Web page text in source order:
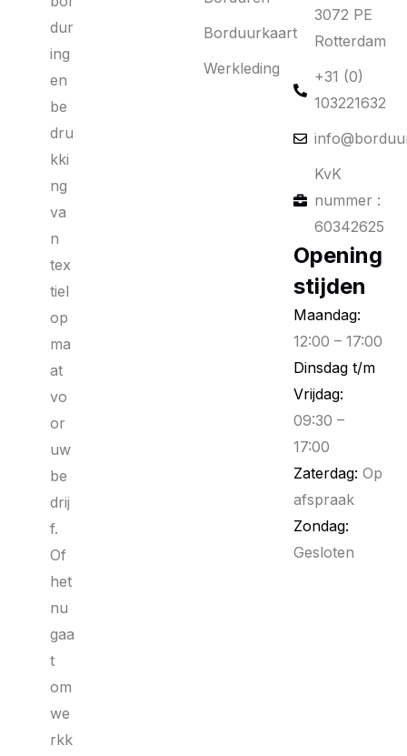
dur
ing
en
be
dru
kki
ng
va
n
tex
tiel
op
ma
at
vo
or
uw
be
drij
f.
Of
het
nu
gaa
t
om
we
rkk
Borduurkaart
Werkleding
3072 PE
Rotterdam
+31 (0)
103221632
KvK
nummer :
60342625
Opening
stijden
Maandag:
12:00 – 17:00
Dinsdag t/m
Vrijdag:
09:30 –
17:00
Zaterdag: Op
afspraak
Zondag:
Gesloten